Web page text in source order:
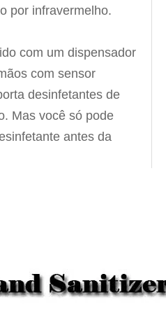
por infravermelho.
com um dispensador
com sensor
desinfetantes de
Mas você só pode
antes da